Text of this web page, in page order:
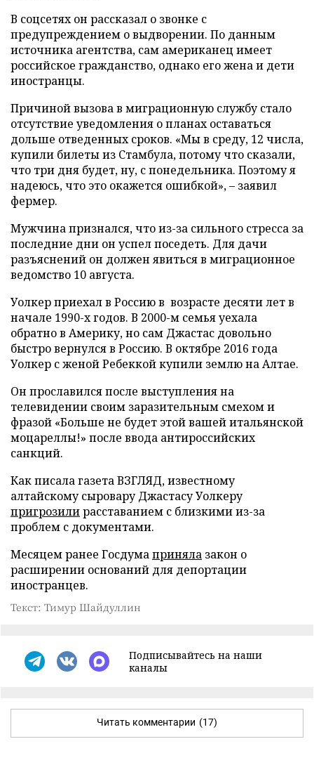
В соцсетях он рассказал о звонке с
предупреждением о выдворении. По данным
источника агентства, сам американец имеет
российское гражданство, однако его жена и дети
иностранцы.
Причиной вызова в миграционную службу стало
отсутствие уведомления о планах оставаться
дольше отведенных сроков. «Мы в среду, 12 числа,
купили билеты из Стамбула, потому что сказали,
что три дня будет, ну, с понедельника. Поэтому я
надеюсь, что это окажется ошибкой», – заявил
фермер.
Мужчина признался, что из-за сильного стресса за
последние дни он успел поседеть. Для дачи
разъяснений он должен явиться в миграционное
ведомство 10 августа.
Уолкер приехал в Россию в возрасте десяти лет в
начале 1990-х годов. В 2000-м семья уехала
обратно в Америку, но сам Джастас довольно
быстро вернулся в Россию. В октябре 2016 года
Уолкер с женой Ребеккой купили землю на Алтае.
Он прославился после выступления на
телевидении своим заразительным смехом и
фразой «Больше не будет этой вашей итальянской
моцареллы!» после ввода антироссийских
санкций.
Как писала газета ВЗГЛЯД, известному
алтайскому сыровару Джастасу Уолкеру
пригрозилирасставанием с близкими из-за
проблем с документами.
Месяцем ранее Госдумаприняла закон о
расширении оснований для депортации
иностранцев.
Текст: Тимур Шайдуллин
Подписывайтесь на наши
каналы
Читать комментарии (17)